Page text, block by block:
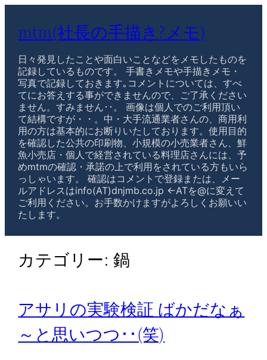
mtm(社長の手描き?メモ)
日々発見したことや面白いことなどをメモしたものを
記録しているものです。 手書きメモや手描きメモ・
写真で記録しておきます｡コメントについては、すべ
てにお答えする事ができませんので、ご了承ください
ません。すみません･･。 画像は個人でのご利用頂い
て結構ですが・・。中・大手流通業者さんの、商用利
用の方は基本的にお断りいたしております。使用目的
を確認した公共の印刷物、小規模の小売業者さん、鮮
魚小売店・個人で経営されている料理店さんには、予
めmtmの確認・承諾の上で利用をされている方もいら
っしゃいます。 確認はコメントで登録または、メー
ルアドレスはinfo(AT)dnjmb.co.jp ←ATを@に変えて
ご利用ください。お手数かけますがよろしくお願いい
たします。
カテゴリー:鍋
アサリの実験検証 ばかだなぁ
～と思いつつ･･(笑)